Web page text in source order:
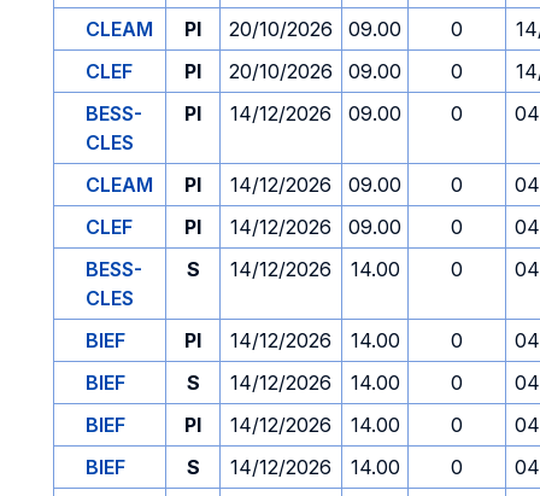
CLEAM PI 20/10/2026 09.00 0
CLEF
PI 20/10/2026 09.00 0
BESS-
CLES
PI 14/12/2026 09.00 0
CLEAM PI 14/12/2026 09.00 0
CLEF
PI 14/12/2026 09.00 0
BESS-
CLES
S 14/12/2026 14.00 0
BIEF PI 14/12/2026 14.00 0
BIEF
S 14/12/2026 14.00 0
BIEF
PI 14/12/2026 14.00 0
BIEF
S 14/12/2026 14.00 0